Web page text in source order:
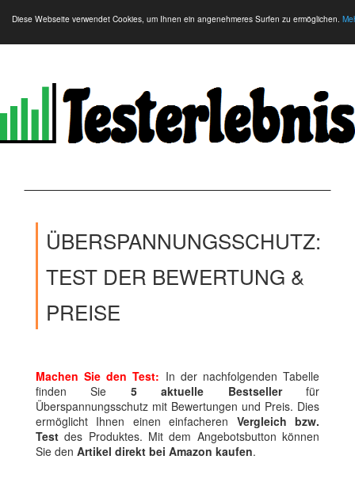
Diese Webseite verwendet Cookies, um Ihnen ein angenehmeres Surfen zu ermöglichen.
ÜBERSPANNUNGSSCHUTZ:
TEST DER BEWERTUNG &
PREISE
Machen Sie den Test: In der nachfolgenden Tabelle
finden Sie 5 aktuelle Bestsellerfür
Überspannungsschutz mit Bewertungen und Preis. Dies
ermöglicht Ihnen einen einfacheren Vergleich bzw.
Test des Produktes. Mit dem Angebotsbutton können
Sie den Artikel direkt bei Amazon kaufen.